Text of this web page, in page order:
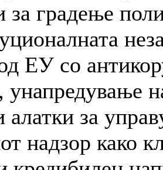
за градење
ЕУ со
унапредување
алатки за
надзор како